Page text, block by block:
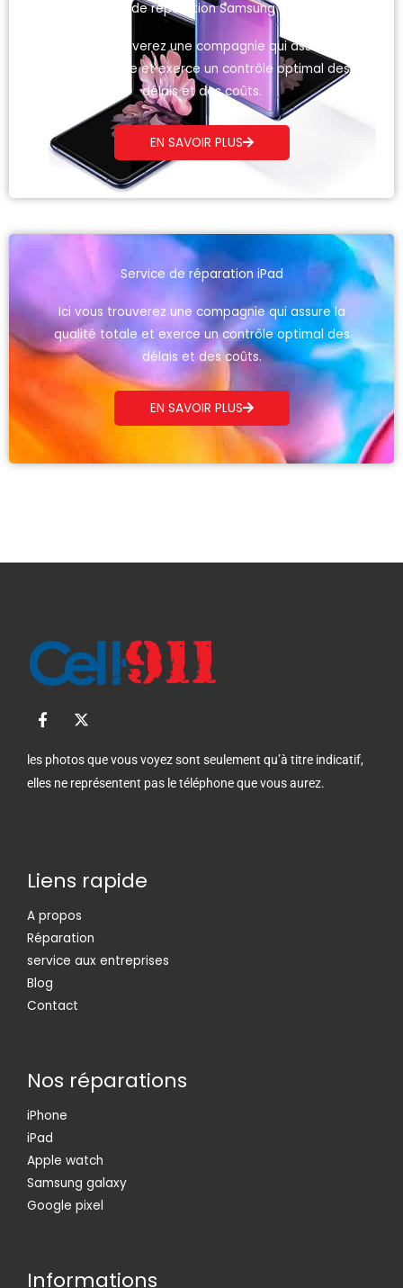
Service de réparation Samsung Galaxy
Ici vous trouverez une compagnie qui assure la
qualité totale et exerce un contrôle optimal des
délais et des coûts.
EN SAVOIR PLUS
Service de réparation iPad
Ici vous trouverez une compagnie qui assure la
qualité totale et exerce un contrôle optimal des
délais et des coûts.
EN SAVOIR PLUS
F
a
e
b
o
X
-
w
i
t
les photos que vous voyez sont seulement qu’à titre indicatif,
elles ne représentent pas le téléphone que vous aurez.
Liens rapide
A propos
Réparation
service aux entreprises
Blog
Contact
Nos réparations
iPhone
iPad
Apple watch
Samsung galaxy
Google pixel
Informations